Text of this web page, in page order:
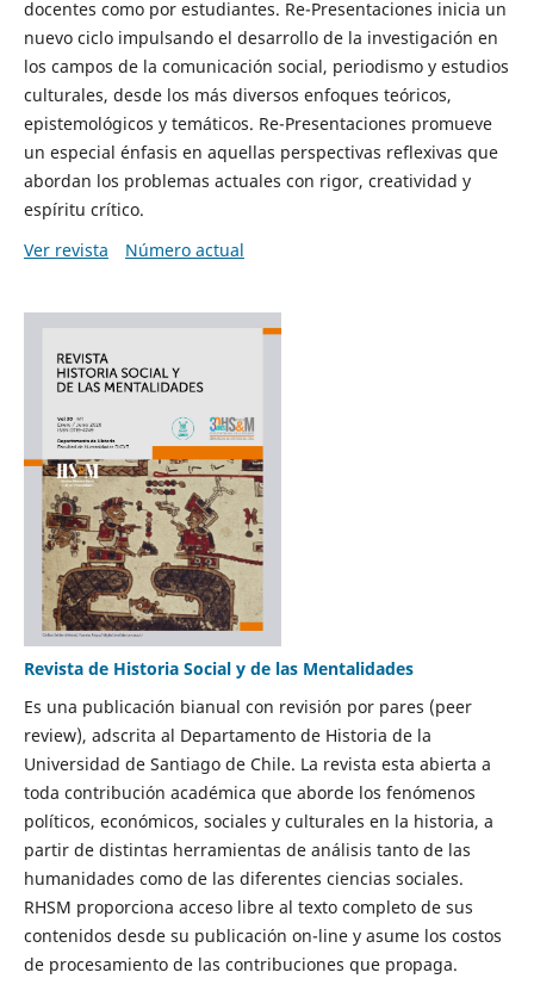
docentes como por estudiantes. Re-Presentaciones inicia un
nuevo ciclo impulsando el desarrollo de la investigación en
los campos de la comunicación social, periodismo y estudios
culturales, desde los más diversos enfoques teóricos,
epistemológicos y temáticos. Re-Presentaciones promueve
un especial énfasis en aquellas perspectivas reflexivas que
abordan los problemas actuales con rigor, creatividad y
espíritu crítico.
Ver revista
Número actual
Revista de Historia Social y de las Mentalidades
Es una publicación bianual con revisión por pares (peer
review), adscrita al Departamento de Historia de la
Universidad de Santiago de Chile. La revista esta abierta a
toda contribución académica que aborde los fenómenos
políticos, económicos, sociales y culturales en la historia, a
partir de distintas herramientas de análisis tanto de las
humanidades como de las diferentes ciencias sociales.
RHSM proporciona acceso libre al texto completo de sus
contenidos desde su publicación on-line y asume los costos
de procesamiento de las contribuciones que propaga.